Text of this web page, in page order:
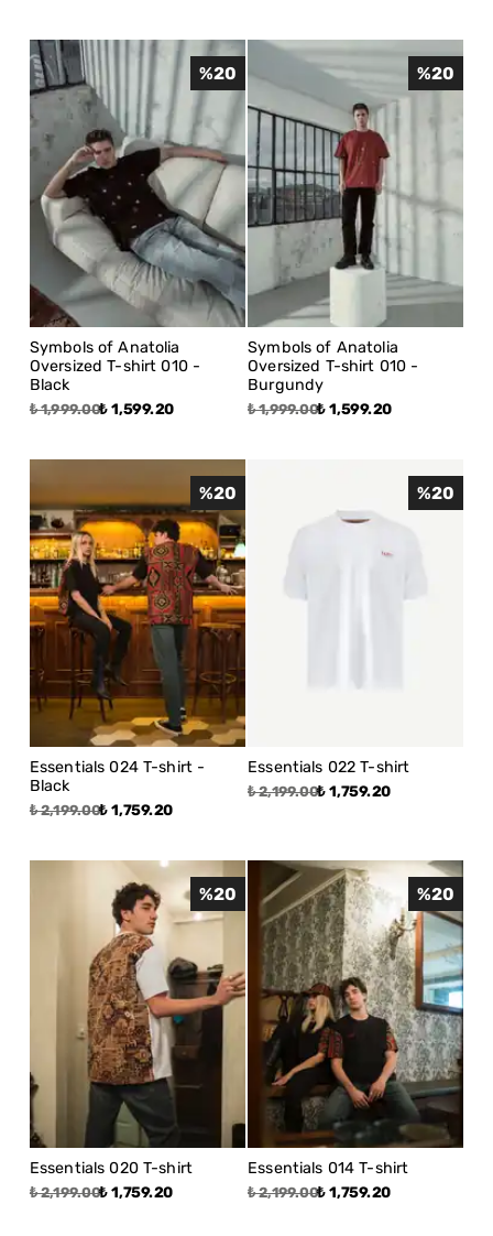
Symbols of Anatolia
Oversized T-shirt 010 -
Black
₺ 1,999.00₺ 1,599.20
%20
Symbols of Anatolia
Oversized T-shirt 010 -
Burgundy
₺ 1,999.00₺ 1,599.20
%20
Essentials 024 T-shirt -
Black
₺ 2,199.00₺ 1,759.20
%20
Essentials 022 T-shirt
₺ 2,199.00₺ 1,759.20
%20
Essentials 020 T-shirt
₺ 2,199.00₺ 1,759.20
%20
Essentials 014 T-shirt
₺ 2,199.00₺ 1,759.20
%20